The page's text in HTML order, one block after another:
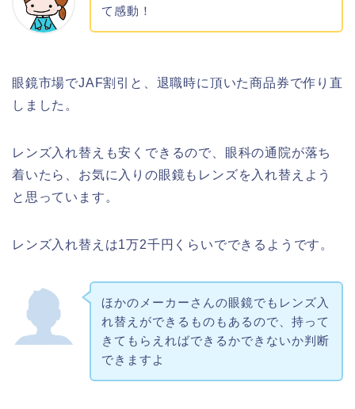
て感動！
眼鏡市場でJAF割引と、退職時に頂いた商品券で作り直
しました。
レンズ入れ替えも安くできるので、眼科の通院が落ち
着いたら、お気に入りの眼鏡もレンズを入れ替えよう
と思っています。
レンズ入れ替えは1万2千円くらいでできるようです。
ほかのメーカーさんの眼鏡でもレンズ入
れ替えができるものもあるので、持って
きてもらえればできるかできないか判断
できますよ